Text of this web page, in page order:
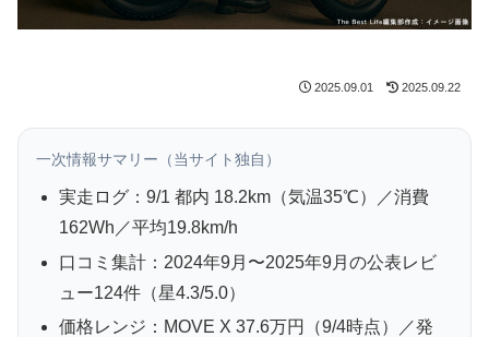
2025.09.01 2025.09.22
一次情報サマリー（当サイト独自）
実走ログ：9/1 都内 18.2km（気温35℃）／消費
162Wh／平均19.8km/h
口コミ集計： 2024年9月 〜2025年9月の公表レビ
ュー124件（星4.3/5.0）
価格レンジ：MOVE X 37.6万円（9/4時点）／発